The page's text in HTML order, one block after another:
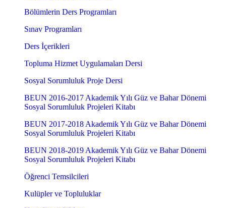
Bölümlerin Ders Programları
Sınav Programları
Ders İçerikleri
Topluma Hizmet Uygulamaları Dersi
Sosyal Sorumluluk Proje Dersi
BEUN 2016-2017 Akademik Yılı Güz ve Bahar Dönemi
Sosyal Sorumluluk Projeleri Kitabı
BEUN 2017-2018 Akademik Yılı Güz ve Bahar Dönemi
Sosyal Sorumluluk Projeleri Kitabı
BEUN 2018-2019 Akademik Yılı Güz ve Bahar Dönemi
Sosyal Sorumluluk Projeleri Kitabı
Öğrenci Temsilcileri
Kulüpler ve Topluluklar